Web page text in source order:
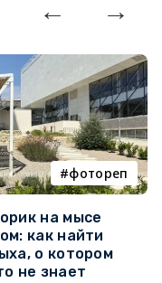
фотореп
на мысе
как найти
о котором
не знает